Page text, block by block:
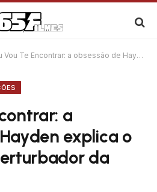
Te Encontrar: a obsessão de Hayden explica o crime mais perturbador da série
a
explica o
da